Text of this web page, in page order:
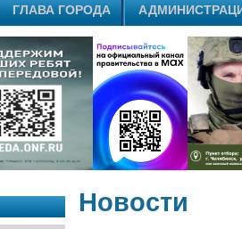
ГЛАВА ГОРОДА
Новости